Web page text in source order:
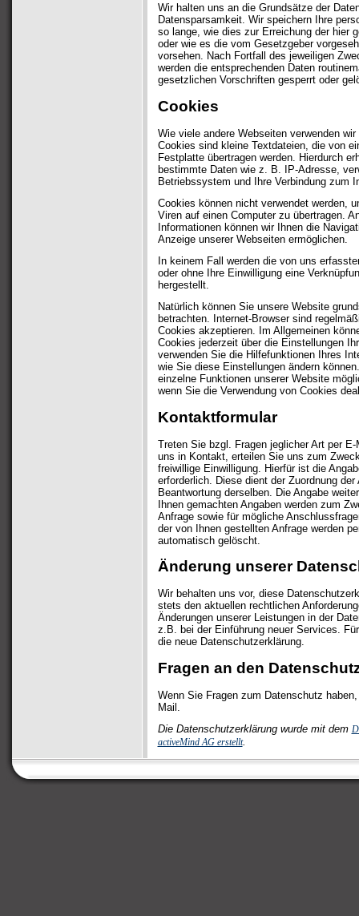
Wir halten uns an die Grundsätze der
Datensparsamkeit. Wir speichern Ihre
so lange, wie dies zur Erreichung der hier
oder wie es die vom Gesetzgeber
vorsehen. Nach Fortfall des jeweiligen
werden die entsprechenden Daten
gesetzlichen Vorschriften gesperrt oder
Cookies
Wie viele andere Webseiten verwenden wir
Cookies sind kleine Textdateien, die von
Festplatte übertragen werden. Hierdurch
bestimmte Daten wie z. B. IP-Adresse,
Betriebssystem und Ihre Verbindung zum
Cookies können nicht verwendet werden,
Viren auf einen Computer zu übertragen.
Informationen können wir Ihnen die
Anzeige unserer Webseiten ermöglichen.
In keinem Fall werden die von uns
oder ohne Ihre Einwilligung eine
hergestellt.
Natürlich können Sie unsere Website
betrachten. Internet-Browser sind
Cookies akzeptieren. Im Allgemeinen
Cookies jederzeit über die Einstellungen
verwenden Sie die Hilfefunktionen Ihres
wie Sie diese Einstellungen ändern
einzelne Funktionen unserer Website
wenn Sie die Verwendung von Cookies
Kontaktformular
Treten Sie bzgl. Fragen jeglicher Art per
uns in Kontakt, erteilen Sie uns zum
freiwillige Einwilligung. Hierfür ist die
erforderlich. Diese dient der Zuordnung
Beantwortung derselben. Die Angabe
Ihnen gemachten Angaben werden zum
Anfrage sowie für mögliche
der von Ihnen gestellten Anfrage werden
automatisch gelöscht.
Änderung unserer
Wir behalten uns vor, diese
stets den aktuellen rechtlichen
Änderungen unserer Leistungen in der
z.B. bei der Einführung neuer Services.
die neue Datenschutzerklärung.
Fragen an den
Wenn Sie Fragen zum Datenschutz
Mail.
Die Datenschutzerklärung wurde mit dem
activeMind AG erstellt.